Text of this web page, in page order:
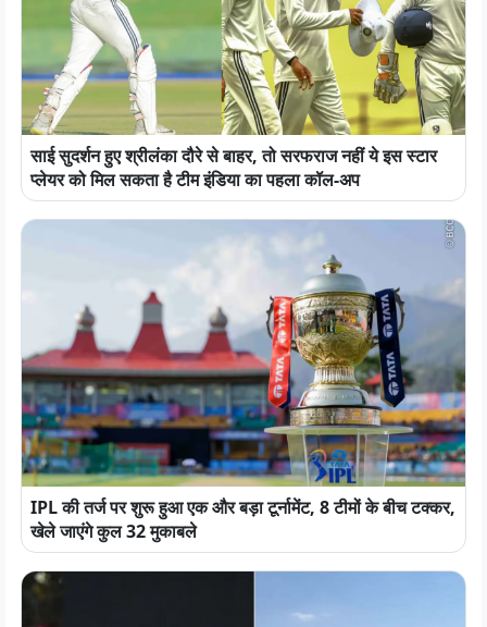
साई सुदर्शन हुए श्रीलंका दौरे से बाहर, तो सरफराज नहीं ये इस स्टार
प्लेयर को मिल सकता है टीम इंडिया का पहला कॉल-अप
IPL की तर्ज पर शुरू हुआ एक और बड़ा टूर्नामेंट, 8 टीमों के बीच टक्कर,
खेले जाएंगे कुल 32 मुकाबले